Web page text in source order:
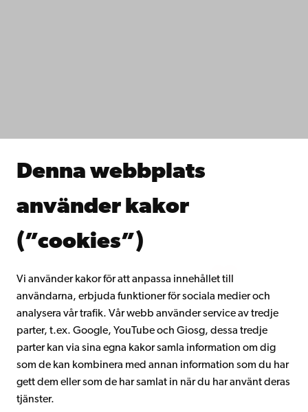
Denna webbplats
använder kakor
(”cookies”)
Vi använder kakor för att anpassa innehållet till
användarna, erbjuda funktioner för sociala medier och
analysera vår trafik. Vår webb använder service av tredje
parter, t.ex. Google, YouTube och Giosg, dessa tredje
parter kan via sina egna kakor samla information om dig
som de kan kombinera med annan information som du har
gett dem eller som de har samlat in när du har använt deras
tjänster.
Samarbeta med oss
Kontinuerligt lärande
Gå med i Åbo Akademis alumnnätverk
Intranätet
Facebook InstagramYouTube LinkedIn Blog Snapchat